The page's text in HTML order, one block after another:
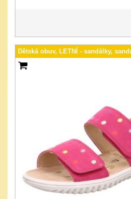
Dětská obuv, LETNÍ - sandálky,